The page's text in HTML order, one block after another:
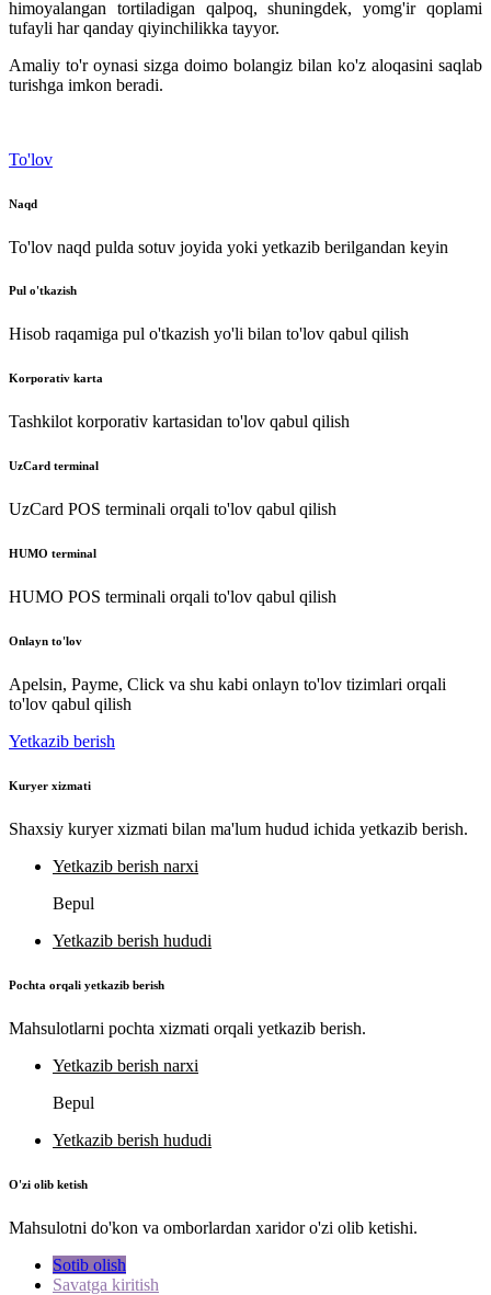
himoyalangan tortiladigan qalpoq, shuningdek, yomg'ir qoplami
tufayli har qanday qiyinchilikka tayyor.
Amaliy to'r oynasi sizga doimo bolangiz bilan ko'z aloqasini saqlab
turishga imkon beradi.
To'lov
Naqd
To'lov naqd pulda sotuv joyida yoki yetkazib berilgandan keyin
Pul o'tkazish
Hisob raqamiga pul o'tkazish yo'li bilan to'lov qabul qilish
Korporativ karta
Tashkilot korporativ kartasidan to'lov qabul qilish
UzCard terminal
UzCard POS terminali orqali to'lov qabul qilish
HUMO terminal
HUMO POS terminali orqali to'lov qabul qilish
Onlayn to'lov
Apelsin, Payme, Click va shu kabi onlayn to'lov tizimlari orqali
to'lov qabul qilish
Yetkazib berish
Kuryer xizmati
Shaxsiy kuryer xizmati bilan ma'lum hudud ichida yetkazib berish.
Yetkazib berish narxi
Bepul
Yetkazib berish hududi
Pochta orqali yetkazib berish
Mahsulotlarni pochta xizmati orqali yetkazib berish.
Yetkazib berish narxi
Bepul
Yetkazib berish hududi
O'zi olib ketish
Mahsulotni do'kon va omborlardan xaridor o'zi olib ketishi.
Sotib olish
Savatga kiritish